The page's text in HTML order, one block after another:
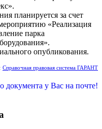
планируется за счет
«Реализация
парка
опубликования.
Справочная правовая система ГАРАНТ